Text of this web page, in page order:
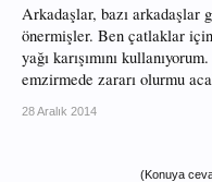
Arkadaşlar, bazı arkadaşlar
önermişler. Ben çatlaklar
yağı karışımını
emzirmede zararı olurmu
28 Aralık 2014
(Konuya